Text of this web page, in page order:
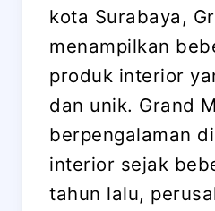
kota Surabaya,
menampilkan
produk interior
dan unik. Grand
berpengalaman
interior sejak
tahun lalu,